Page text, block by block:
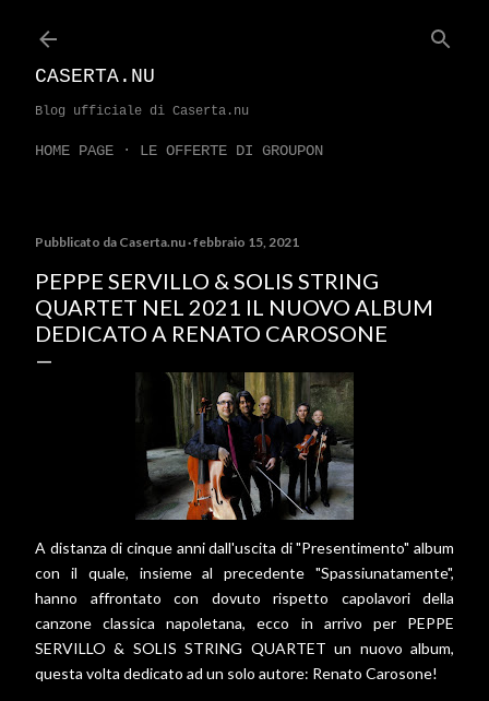
CASERTA.NU
Blog ufficiale di Caserta.nu
HOME PAGE LE OFFERTE DI GROUPON
Pubblicato da Caserta.nu febbraio 15, 2021
PEPPE SERVILLO & SOLIS STRING
QUARTET NEL 2021 IL NUOVO ALBUM
DEDICATO A RENATO CAROSONE
A distanza di cinque anni dall'uscita di "Presentimento" album
con il quale, insieme al precedente "Spassiunatamente",
hanno affrontato con dovuto rispetto capolavori della
canzone classica napoletana, ecco in arrivo per PEPPE
SERVILLO & SOLIS STRING QUARTET un nuovo album,
questa volta dedicato ad un solo autore: Renato Carosone!